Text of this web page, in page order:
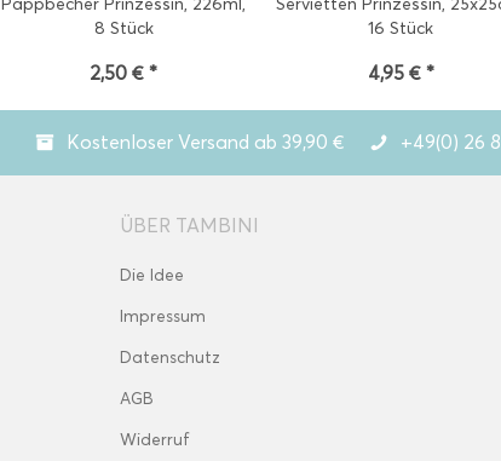
Pappbecher Prinzessin, 226ml,
8 Stück
2,50 € *
Servietten Prinzessin,
16 Stück
4,95 € *
Kostenloser Versand ab 39,90 € +49(0) 26
ÜBER TAMBINI
Die Idee
Impressum
Datenschutz
AGB
Widerruf